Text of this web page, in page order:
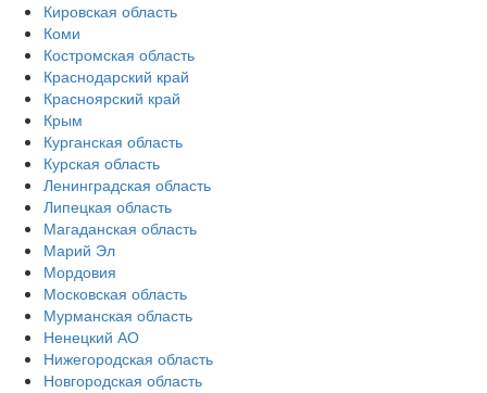
Кировская область
Коми
Костромская область
Краснодарский край
Красноярский край
Крым
Курганская область
Курская область
Ленинградская область
Липецкая область
Магаданская область
Марий Эл
Мордовия
Московская область
Мурманская область
Ненецкий АО
Нижегородская область
Новгородская область